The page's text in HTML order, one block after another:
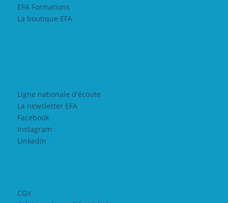
EFA Formations
La boutique EFA
Ligne nationale d'écoute
La newsletter EFA
Facebook
Instagram
LinkedIn
CGV